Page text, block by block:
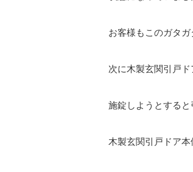
お客様もこのガタガ
次に木製玄関引戸ド
施錠しようとすると
木製玄関引戸ドア本